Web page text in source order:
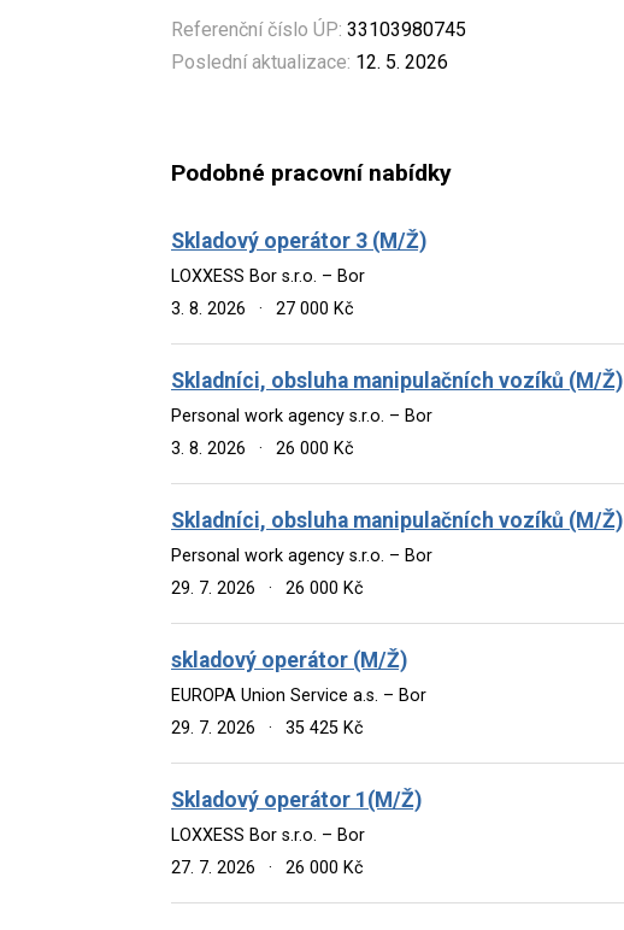
Referenční číslo ÚP: 33103980745
Poslední aktualizace: 12. 5. 2026
Podobné pracovní nabídky
Skladový operátor 3 (M/Ž)
LOXXESS Bor s.r.o. – Bor
3. 8. 2026
· 27 000 Kč
Skladníci, obsluha manipulačních vozíků (M/Ž)
Personal work agency s.r.o. – Bor
3. 8. 2026
· 26 000 Kč
Skladníci, obsluha manipulačních vozíků (M/Ž)
Personal work agency s.r.o. – Bor
29. 7. 2026
· 26 000 Kč
skladový operátor (M/Ž)
EUROPA Union Service a.s. – Bor
29. 7. 2026
· 35 425 Kč
Skladový operátor 1(M/Ž)
LOXXESS Bor s.r.o. – Bor
27. 7. 2026
· 26 000 Kč